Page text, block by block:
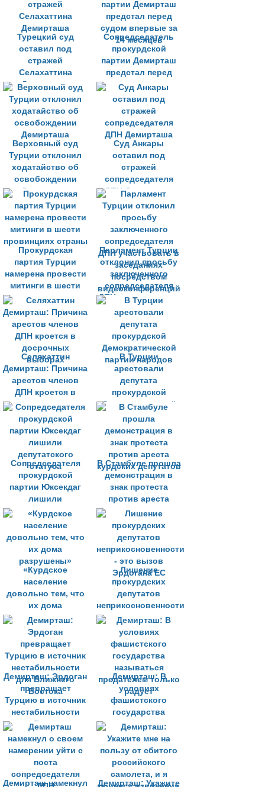
Турецкий суд
оставил под
стражей
Селахаттина
Демирташа
Сопредседатель
прокурдской
партии Демирташ
предстал перед
судом впервые за
14 месяцев
Верховный суд
Турции отклонил
ходатайство об
освобождении
Демирташа
Суд Анкары
оставил под
стражей
сопредседателя
ДПН Демирташа
Прокурдская
партия Турции
намерена провести
митинги в шести
провинциях страны
Парламент Турции
отклонил просьбу
заключенного
сопредседателя
ДПН участвовать в
заседаниях
посредством
видеоконференций
Селяхаттин
Демирташ: Причина
арестов членов
ДПН кроется в
досрочных
выборах
В Турции
арестовали
депутата
прокурдской
Демократической
партии народов
Сопредседателя
прокурдской
партии Юксекдаг
лишили
депутатского
статуса
В Стамбуле прошла
демонстрация в
знак протеста
против ареста
курдских депутатов
«Курдское
население
довольно тем, что
их дома
разрушены»
Лишение
прокурдских
депутатов
неприкосновенности
- это вызов
Эрдогана ЕС
Демирташ: Эрдоган
превращает
Турцию в источник
нестабильности
для Ближнего
Востока
Демирташ: В
условиях
фашистского
государства
называться
предателем только
радует
Демирташ намекнул Демирташ: Укажите